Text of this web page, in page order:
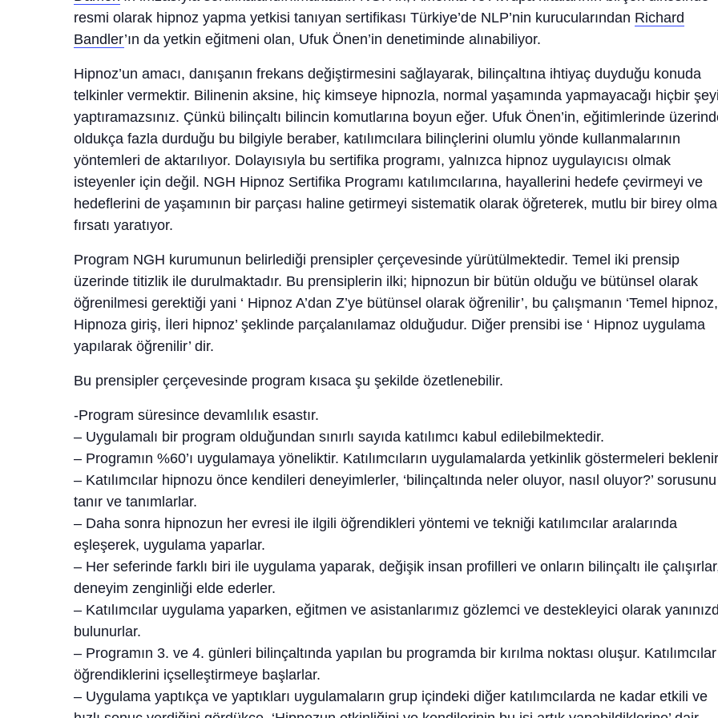
resmi olarak hipnoz yapma yetkisi tanıyan sertifikası Türkiye’de NLP’nin kurucularından Richard
Bandler’ın da yetkin eğitmeni olan, Ufuk Önen’in denetiminde alınabiliyor.
Hipnoz’un amacı, danışanın frekans değiştirmesini sağlayarak, bilinçaltına ihtiyaç duyduğu konuda
telkinler vermektir. Bilinenin aksine, hiç kimseye hipnozla, normal yaşamında yapmayacağı hiçbir
yaptıramazsınız. Çünkü bilinçaltı bilincin komutlarına boyun eğer. Ufuk Önen’in, eğitimlerinde
oldukça fazla durduğu bu bilgiyle beraber, katılımcılara bilinçlerini olumlu yönde kullanmalarının
yöntemleri de aktarılıyor. Dolayısıyla bu sertifika programı, yalnızca hipnoz uygulayıcısı olmak
isteyenler için değil. NGH Hipnoz Sertifika Programı katılımcılarına, hayallerini hedefe çevirmeyi ve
hedeflerini de yaşamının bir parçası haline getirmeyi sistematik olarak öğreterek, mutlu bir birey olma
fırsatı yaratıyor.
Program NGH kurumunun belirlediği prensipler çerçevesinde yürütülmektedir. Temel iki prensip
üzerinde titizlik ile durulmaktadır. Bu prensiplerin ilki; hipnozun bir bütün olduğu ve bütünsel olarak
öğrenilmesi gerektiği yani ‘ Hipnoz A’dan Z’ye bütünsel olarak öğrenilir’, bu çalışmanın ‘Temel hipnoz,
Hipnoza giriş, İleri hipnoz’ şeklinde parçalanılamaz olduğudur. Diğer prensibi ise ‘ Hipnoz uygulama
yapılarak öğrenilir’ dir.
Bu prensipler çerçevesinde program kısaca şu şekilde özetlenebilir.
-Program süresince devamlılık esastır.
– Uygulamalı bir program olduğundan sınırlı sayıda katılımcı kabul edilebilmektedir.
– Programın %60’ı uygulamaya yöneliktir. Katılımcıların uygulamalarda yetkinlik göstermeleri
– Katılımcılar hipnozu önce kendileri deneyimlerler, ‘bilinçaltında neler oluyor, nasıl oluyor?’ sorusunu
tanır ve tanımlarlar.
– Daha sonra hipnozun her evresi ile ilgili öğrendikleri yöntemi ve tekniği katılımcılar aralarında
eşleşerek, uygulama yaparlar.
– Her seferinde farklı biri ile uygulama yaparak, değişik insan profilleri ve onların bilinçaltı ile
deneyim zenginliği elde ederler.
– Katılımcılar uygulama yaparken, eğitmen ve asistanlarımız gözlemci ve destekleyici olarak
bulunurlar.
– Programın 3. ve 4. günleri bilinçaltında yapılan bu programda bir kırılma noktası oluşur. Katılımcılar
öğrendiklerini içselleştirmeye başlarlar.
– Uygulama yaptıkça ve yaptıkları uygulamaların grup içindeki diğer katılımcılarda ne kadar etkili ve